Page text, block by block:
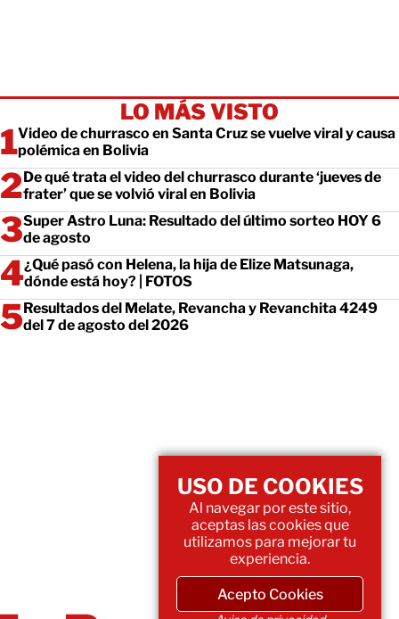
LO MÁS VISTO
Video de churrasco en Santa Cruz se vuelve viral y causa
polémica en Bolivia
De qué trata el video del churrasco durante ‘jueves de
frater’ que se volvió viral en Bolivia
Super Astro Luna: Resultado del último sorteo HOY 6
de agosto
¿Qué pasó con Helena, la hija de Elize Matsunaga,
dónde está hoy? | FOTOS
Resultados del Melate, Revancha y Revanchita 4249
del 7 de agosto del 2026
USO DE COOKIES
Al navegar por este sitio,
aceptas las cookies que
utilizamos para mejorar tu
experiencia.
Acepto Cookies